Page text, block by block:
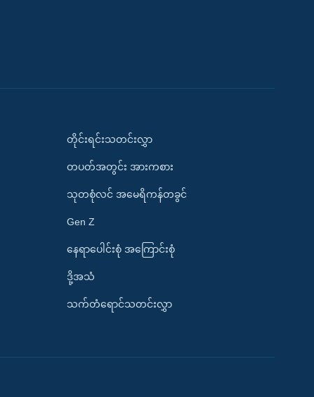
တိုင်းရင်းသတင်းလွှာ
တပတ်အတွင်း အားကစား
သုတစုံလင် အမေရိကန်တခွင်
Gen Z
နေရာပေါင်းစုံ အကြောင်းစုံ
ဒို့အသံ
သက်တံရောင်သတင်းလွှာ